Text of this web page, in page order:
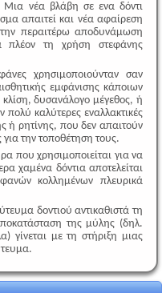
Μια νέα βλάβη σε ενα δόντι
απαιτεί και νέα αφαίρεση
περαιτέρω αποδυνάμωση
πλέον τη χρήση στεφάνης
χρησιμοποιούνταν σαν
εμφάνισης κάποιων
δυσανάλογο μέγεθος, ή
καλύτερες εναλλακτικές
ή ρητίνης, που δεν απαιτούν
την τοποθέτηση τους.
που χρησιμοποιείται για να
χαμένα δόντια αποτελείται
κολλημένων πλευρικά
δοντιού αντικαθιστά τη
της μύλης (δηλ.
με τη στήριξη μιας